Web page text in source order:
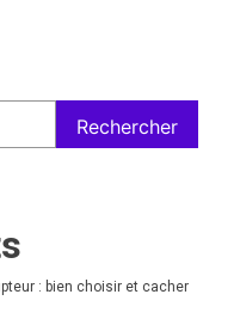
Rechercher
: bien choisir et cacher